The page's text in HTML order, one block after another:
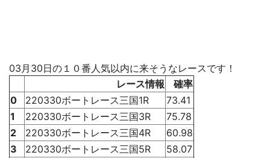
03月30日の１０番人気以内に来そうなレースです！
レース情報
確率
0
220330ボートレース三国1R
73.41
1
220330ボートレース三国3R
75.78
2
220330ボートレース三国4R
60.98
3
220330ボートレース三国5R
58.07